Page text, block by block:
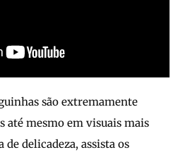
são extremamente
até mesmo em visuais mais
delicadeza, assista os